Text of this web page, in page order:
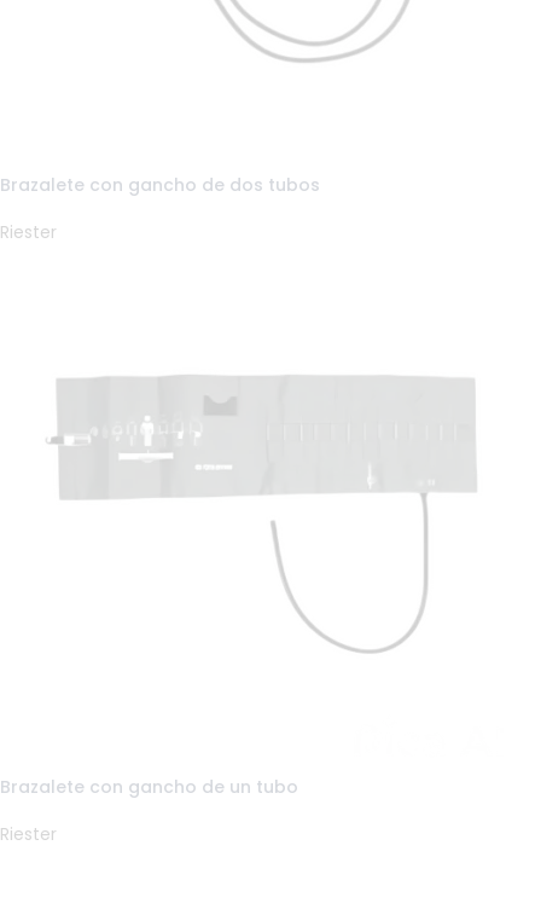
Brazalete con gancho de dos tubos
Riester
Brazalete con gancho de un tubo
Riester